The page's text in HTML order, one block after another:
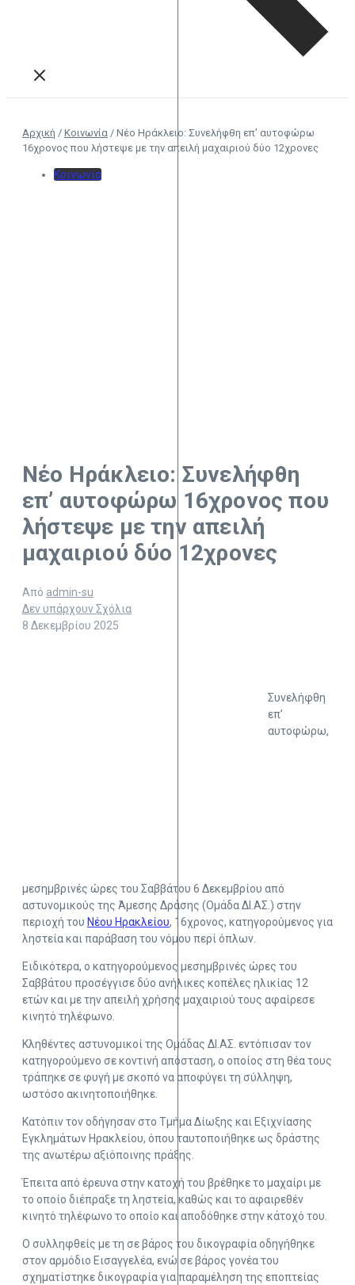
Αρχική / Κοινωνία / Νέο Ηράκλειο: Συνελήφθη επ’ αυτοφώρω
16χρονος που λήστεψε με την απειλή μαχαιριού δύο 12χρονες
Κοινωνία
Νέο Ηράκλειο: Συνελήφθη
επ’ αυτοφώρω 16χρονος που
λήστεψε με την απειλή
μαχαιριού δύο 12χρονες
Από admin-su
Δεν υπάρχουν Σχόλια
8 Δεκεμβρίου 2025
Συνελήφθη
επ’
αυτοφώρω,
μεσημβρινές ώρες του Σαββάτου 6 Δεκεμβρίου από
αστυνομικούς της Άμεσης Δράσης (Ομάδα ΔΙ.ΑΣ.) στην
περιοχή του Νέου Ηρακλείου, 16χρονος, κατηγορούμενος για
ληστεία και παράβαση του νόμου περί όπλων.
Ειδικότερα, ο κατηγορούμενος μεσημβρινές ώρες του
Σαββάτου προσέγγισε δύο ανήλικες κοπέλες ηλικίας 12
ετών και με την απειλή χρήσης μαχαιριού τους αφαίρεσε
κινητό τηλέφωνο.
Κληθέντες αστυνομικοί της Ομάδας ΔΙ.ΑΣ. εντόπισαν τον
κατηγορούμενο σε κοντινή απόσταση, ο οποίος στη θέα τους
τράπηκε σε φυγή με σκοπό να αποφύγει τη σύλληψη,
ωστόσο ακινητοποιήθηκε.
Κατόπιν τον οδήγησαν στο Τμήμα Δίωξης και Εξιχνίασης
Εγκλημάτων Ηρακλείου, όπου ταυτοποιήθηκε ως δράστης
της ανωτέρω αξιόποινης πράξης.
Έπειτα από έρευνα στην κατοχή του βρέθηκε το μαχαίρι με
το οποίο διέπραξε τη ληστεία, καθώς και το αφαιρεθέν
κινητό τηλέφωνο το οποίο και αποδόθηκε στην κάτοχό του.
Ο συλληφθείς με τη σε βάρος του δικογραφία οδηγήθηκε
στον αρμόδιο Εισαγγελέα, ενώ σε βάρος γονέα του
σχηματίστηκε δικογραφία για παραμέληση της εποπτείας